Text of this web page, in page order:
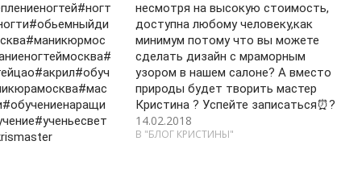
несмотря на высокую стоимость,
доступна любому человеку,как
минимум потому что вы можете
сделать дизайн с мраморным
узором в нашем салоне? А вместо
природы будет творить мастер
Кристина ? Успейте записаться⏰?
14.02.2018
В "БЛОГ КРИСТИНЫ"